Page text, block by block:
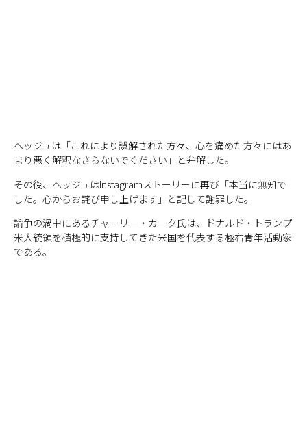
ヘッジュは「これにより誤解された方々、心を痛めた方々にはあ
まり悪く解釈なさらないでください」と弁解した。
その後、ヘッジュはInstagramストーリーに再び「本当に無知で
した。心からお詫び申し上げます」と記して謝罪した。
論争の渦中にあるチャーリー・カーク氏は、ドナルド・トランプ
米大統領を積極的に支持してきた米国を代表する極右青年活動家
である。